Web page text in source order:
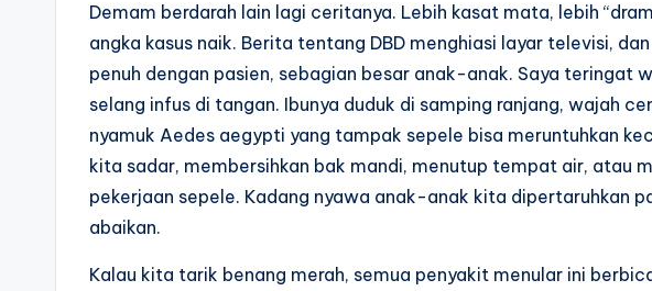
Demam berdarah lain lagi ceritanya. Lebih kasat mata, lebih
angka kasus naik. Berita tentang DBD menghiasi layar televisi,
penuh dengan pasien, sebagian besar anak-anak. Saya teringat
selang infus di tangan. Ibunya duduk di samping ranjang, wajah
nyamuk Aedes aegypti yang tampak sepele bisa meruntuhkan
kita sadar, membersihkan bak mandi, menutup tempat air, atau
pekerjaan sepele. Kadang nyawa anak-anak kita dipertaruhkan
abaikan.
Kalau kita tarik benang merah, semua penyakit menular ini